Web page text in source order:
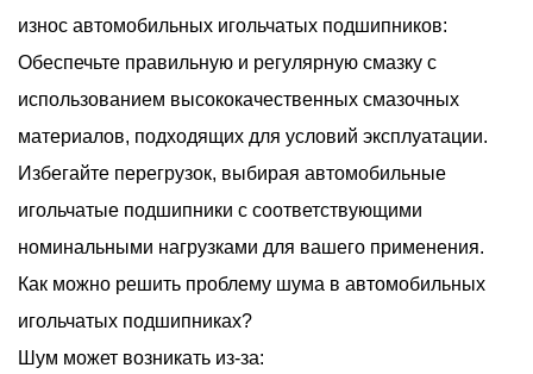
износ автомобильных игольчатых подшипников:
Обеспечьте правильную и регулярную смазку с
использованием высококачественных смазочных
материалов, подходящих для условий эксплуатации.
Избегайте перегрузок, выбирая автомобильные
игольчатые подшипники с соответствующими
номинальными нагрузками для вашего применения.
Как можно решить проблему шума в автомобильных
игольчатых подшипниках?
Шум может возникать из-за: